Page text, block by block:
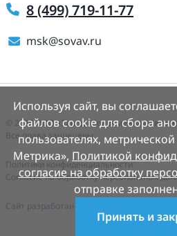
8 (499) 719-11-77
msk@sovav.ru
© 2025 ООО «Завод «Современная
Все права защищены.
Политики конфиденциальности
Согласие на обработку персональных
Cайт разработан
Используя сайт, вы
файлов cookie для сбора
пользователях,
Метрика», Политикой
согласие на обработку
отправке
Принять и